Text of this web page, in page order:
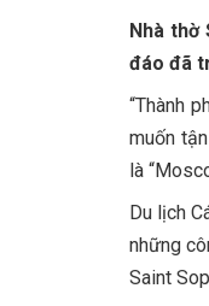
Nhà
đáo đã
“Thành
muốn
là
Du lịch
những
Saint